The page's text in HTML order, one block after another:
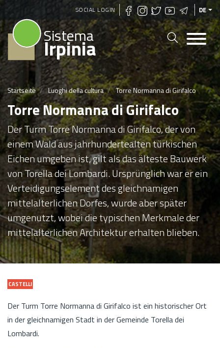
Direkt
zum
Inhalt
SOCIAL LOGIN DE
Sistema
Irpinia
Startseite Luoghi della cultura Torre Normanna di Girifalco
Torre Normanna di Girifalco
Der Turm Torre Normanna di Girifalco, der von
einem Wald aus jahrhundertealten türkischen
Eichen umgeben ist, gilt als das älteste Bauwerk
von Torella dei Lombardi. Ursprünglich war er ein
Verteidigungselement des gleichnamigen
mittelalterlichen Dorfes, wurde aber später
umgenutzt, wobei die typischen Merkmale der
mittelalterlichen Architektur erhalten blieben.
CASTELLI
Der Turm Torre Normanna di Girifalco ist ein historischer Ort
in der gleichnamigen Stadt in der Gemeinde Torella dei
Lombardi.